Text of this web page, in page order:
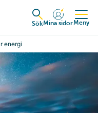
Expandera
SökMina sidorMeny
energi